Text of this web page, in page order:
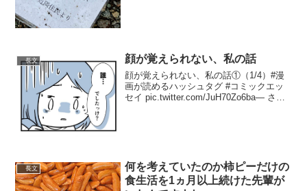
長文 顔が覚えられない、私の話
顔が覚えられない、私の話①（1/4）#漫
画が読めるハッシュタグ #コミックエッ
セイ pic.twitter.com/JuH70Zo6ba— さの
長文
何を考えていたのか柿ピーだけの
食生活を1ヵ月以上続けた先輩が